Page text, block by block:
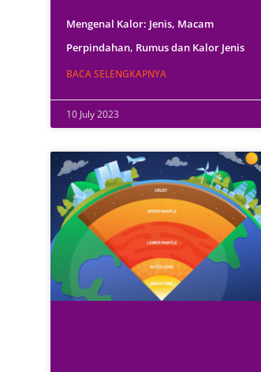
Mengenal Kalor: Jenis, Macam
Perpindahan, Rumus dan Kalor Jenis
BACA SELENGKAPNYA
10 July 2023